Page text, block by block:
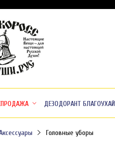
ДЕЗОДОРАНТ БЛАГОУХАЙ
Головные уборы